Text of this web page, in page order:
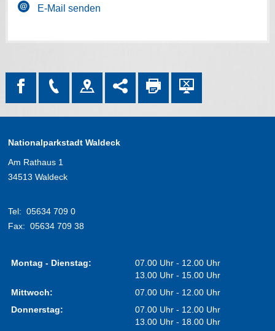
E-Mail senden
Nationalparkstadt Waldeck
Am Rathaus 1
34513 Waldeck
Tel: 05634 709 0
Fax: 05634 709 38
Montag - Dienstag:
07.00 Uhr - 12.00 Uhr
13.00 Uhr - 15.00 Uhr
Mittwoch:
07.00 Uhr - 12.00 Uhr
Donnerstag:
07.00 Uhr - 12.00 Uhr
13.00 Uhr - 18.00 Uhr